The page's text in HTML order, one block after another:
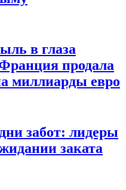
в глаза
продала
миллиарды евро
забот: лидеры
заката